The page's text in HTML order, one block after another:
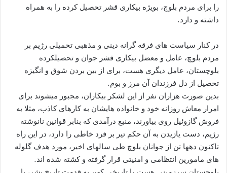
را برای مردم بلوچ، بویژه بیکاری قشر تحصیل کرده را به همراه
داشته و دارد.
در کنار سیاست های فرقه گرانه دینی و مذهبی تحمیلی رژیم بر
مردم بلوچ، عامل و معضل بیکاری قشر جوان و تحصیلکرده
بلوچستان، عامل دیگری هست، برای از بین بردن شوق و انگیزه
تحصیل از دل فرزندان آن مرز و بوم.
بدین صورت هزاران نفر از این لشکر بیکاران، مجبور میشوند برای
امرار معاش روزانه خود و خانواده هایشان به کارهای کاذب، مثلا به
فروش گازوئیل روی بیاورند، منبع درآمدی که بنابر قوانین نانوشته
رژیم، دست یازیدن به آن حکم تیر بر فرد خاطی را دارد، در این راه
تاکنون دهها تن از جوانان بلوچ طی سالهای اخیر، مورد هدف گلوله
های مامورین انتظامی و امنیتی قرار گرفته و کشته شده اند.